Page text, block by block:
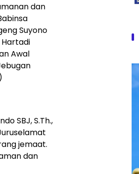
dan
Suyono
Awal
SBJ, S.Th.,
jemaat.
dan